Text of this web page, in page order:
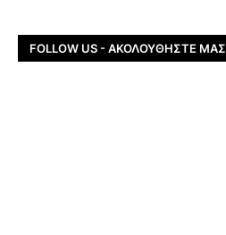
FOLLOW US - ΑΚΟΛΟΥΘΉΣΤΕ ΜΑΣ